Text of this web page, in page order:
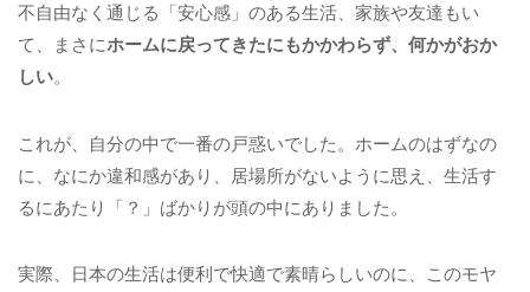
不自由なく通じる「安心感」のある生活、家族や友達もい
て、まさにホームに戻ってきたにもかかわらず、何かがおか
しい。
これが、自分の中で一番の戸惑いでした。ホームのはずなの
に、なにか違和感があり、居場所がないように思え、生活す
るにあたり「？」ばかりが頭の中にありました。
実際、日本の生活は便利で快適で素晴らしいのに、このモヤ